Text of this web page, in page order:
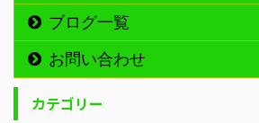
ブログ一覧
お問い合わせ
カテゴリー